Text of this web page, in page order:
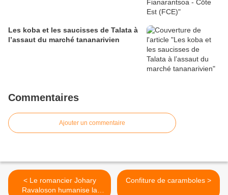
Les koba et les saucisses de Talata à
l’assaut du marché tananarivien
Commentaires
Ajouter un commentaire
< Le romancier Johary
Ravaloson humanise la
Confiture de caramboles >